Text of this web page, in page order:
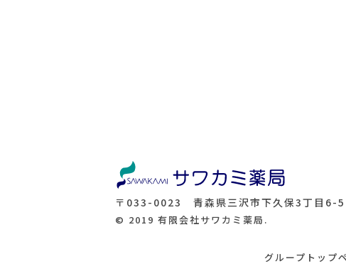
〒033-0023 青森県三沢市下久保3丁目6-5
© 2019 有限会社サワカミ薬局.
グループトップ